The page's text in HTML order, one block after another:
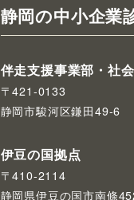
静岡の中小企業
伴走支援事業部・社
〒421-0133
静岡市駿河区鎌田49-6
伊豆の国拠点
〒410-2114
静岡県伊豆の国市南條